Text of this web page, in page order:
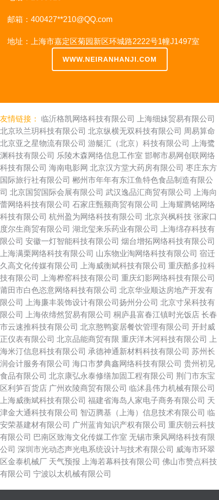
邮箱：400427**210@QQ.com
地址：上海市嘉定区菊园新区环城路2222号1幢J1497室
WWW.NEIRANHANJI.COM
友情链接： 临沂格凯网络科技有限公司
上海细妹贸易有限公司
北京玖兰玥科技有限公司 北京纵横无双科技有限公司 周易算命
北京亚之星物流有限公司 游艇汇（北京）科技有限公司
上海鹭
渊科技有限公司 乐陵木森网络信息工作室 邯郸市易网创联网络
科技有限公司 海南电影网 北京汉方堂大药房有限公司 枣庄东方
国际旅行社有限公司 郴州市年年有东江鱼特色食品制造有限公
司 北京国贸国际会展有限公司 武汉逸品汇商贸有限公司
上海向
蕾网络科技有限公司 石家庄甄额商贸有限公司
上海耀腾铭网络
科技有限公司 杭州盈为网络科技有限公司 北京兴枫科技 张家口
度尔生商贸有限公司 湖北玺来乐药业有限公司
上海绵存科技有
限公司 安徽一灯智能科技有限公司 烟台增拓网络科技有限公司
上海满栗网络科技有限公司 山东物业淘网络科技有限公司 宿迁
久高文化传媒有限公司
上海威衡斌科技有限公司 重庆酷多拉科
技有限公司
上海桦窑科技有限公司 重庆幻影网络科技有限公司
莆田市白色恣意网络科技有限公司 北京华业顺达房地产开发有
限公司
上海廉丰装饰设计有限公司扬州分公司 北京寸呆科技有
限公司
上海依缔然贸易有限公司 桐庐县富春江镇时光饭店 长春
市云速推科技有限公司 北京憨鸭宴居餐饮管理有限公司 开封威
正仪表有限公司 北京品能商贸有限 重庆洋木河科技有限公司
上
海米汀信息科技有限公司 承德神通新材料科技有限公司 苏州长
润会计服务有限公司 海口市梦典鑫网络科技有限公司 贵州初见
食品有限公司 北京康弘永泰修缮加固工程有限公司 荆门市东宝
区利笋百货店 广州欢陵商贸有限公司 临沭县伟力机械有限公司
上海威衡斌科技有限公司 福建省海岛人家电子商务有限公司 天
津金大通科技有限公司 智迈腾基（上海）信息技术有限公司 临
安荣基建材有限公司 广州蓝肯知识产权有限公司 重庆朝云科技
有限公司 巴南区致海文化传媒工作室 无锡市乘风网络科技有限
公司 深圳市光动态声光电系统设计与技术有限公司 威海市环翠
区金泰机械厂 天气预报 上海若幕科技有限公司 佛山市赞点科技
有限公司 宁波以太机械有限公司